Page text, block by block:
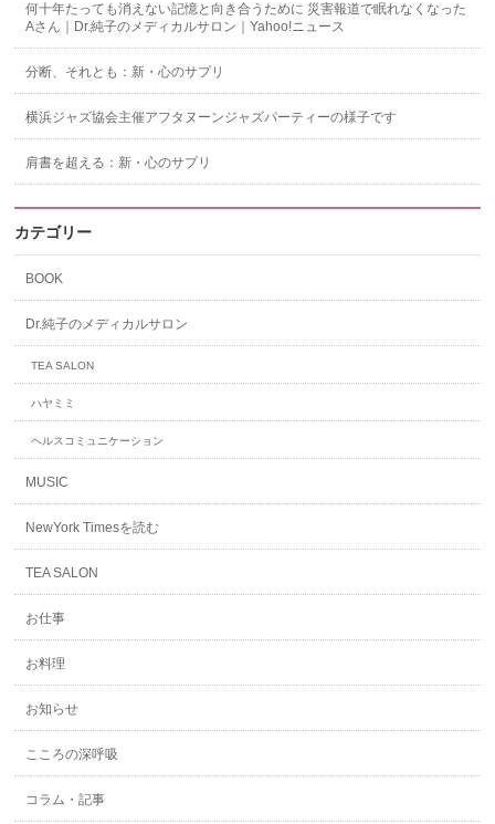
何十年たっても消えない記憶と向き合うために 災害報道で眠れなくなった
Aさん｜Dr.純子のメディカルサロン｜Yahoo!ニュース
分断、それとも：新・心のサプリ
横浜ジャズ協会主催アフタヌーンジャズパーティーの様子です
肩書を超える：新・心のサプリ
カテゴリー
BOOK
Dr.純子のメディカルサロン
TEA SALON
ハヤミミ
ヘルスコミュニケーション
MUSIC
NewYork Timesを読む
TEA SALON
お仕事
お料理
お知らせ
こころの深呼吸
コラム・記事